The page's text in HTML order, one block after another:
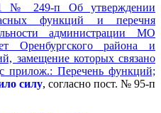
№ 249-п Об утверждении
функций и перечня
администрации МО
Оренбургского района и
замещение которых связано
прилож.: Перечень функций;
силу, согласно пост. № 95-п